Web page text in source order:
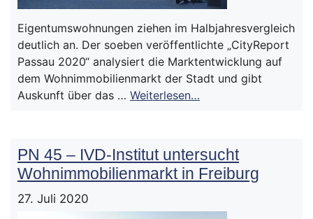
Eigentumswohnungen ziehen im Halbjahresvergleich
deutlich an. Der soeben veröffentlichte „CityReport
Passau 2020“ analysiert die Marktentwicklung auf
dem Wohnimmobilienmarkt der Stadt und gibt
Auskunft über das … Weiterlesen…
PN 45 – IVD-Institut untersucht
Wohnimmobilienmarkt in Freiburg
27. Juli 2020